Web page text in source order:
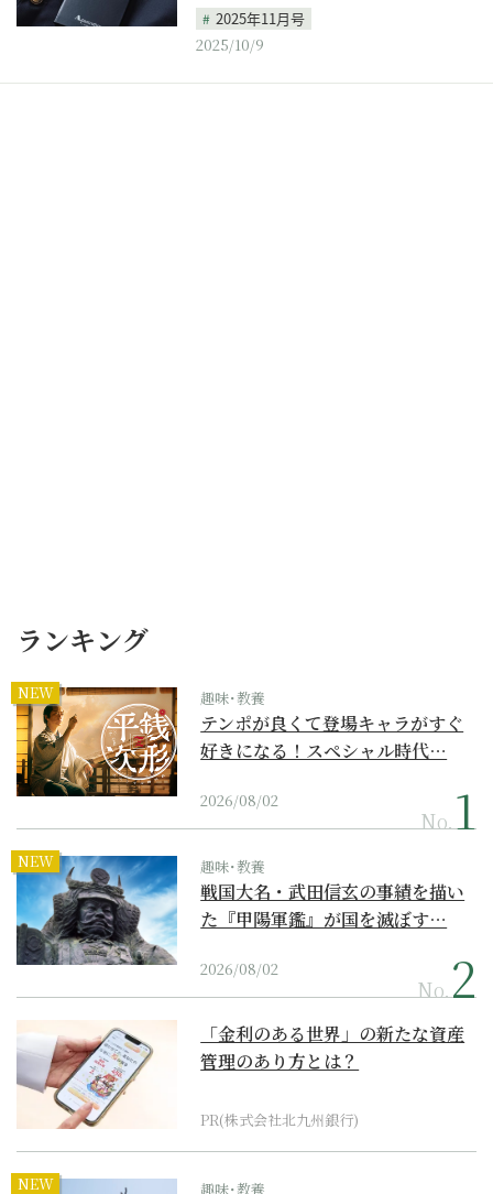
2025年11月号
2025/10/9
ランキング
NEW 趣味･教養
テンポが良くて登場キャラがすぐ
好きになる！スペシャル時代…
2026/08/02
No.
NEW 趣味･教養
戦国大名・武田信玄の事績を描い
た『甲陽軍鑑』が国を滅ぼす…
2026/08/02
No.
「金利のある世界」の新たな資産
管理のあり方とは？
PR(株式会社北九州銀行)
NEW 趣味･教養